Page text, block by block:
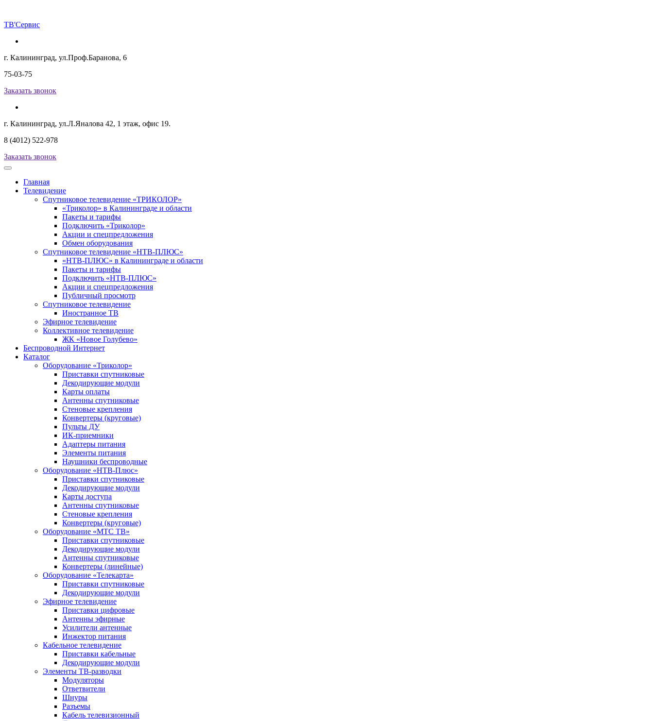
ТВ'Сервис
г. Калининград, ул.Проф.Баранова, 6
75-03-75
Заказать звонок
г. Калининград, ул.Л.Яналова 42, 1 этаж, офис 19.
8 (4012) 522-978
Заказать звонок
Главная
Телевидение
Спутниковое телевидение «ТРИКОЛОР»
«Триколор» в Калининграде и области
Пакеты и тарифы
Подключить «Триколор»
Акции и спецпредложения
Обмен оборудования
Спутниковое телевидение «НТВ-ПЛЮС»
«НТВ-ПЛЮС» в Калининграде и области
Пакеты и тарифы
Подключить «НТВ-ПЛЮС»
Акции и спецпредложения
Публичный просмотр
Спутниковое телевидение
Иностранное ТВ
Эфирное телевидение
Коллективное телевидение
ЖК «Новое Голубево»
Беспроводной Интернет
Каталог
Оборудование «Триколор»
Приставки спутниковые
Декодирующие модули
Карты оплаты
Антенны спутниковые
Стеновые крепления
Конвертеры (круговые)
Пульты ДУ
ИК-приемники
Адаптеры питания
Элементы питания
Наушники беспроводные
Оборудование «НТВ-Плюс»
Приставки спутниковые
Декодирующие модули
Карты доступа
Антенны спутниковые
Стеновые крепления
Конвертеры (круговые)
Оборудование «МТС ТВ»
Приставки спутниковые
Декодирующие модули
Антенны спутниковые
Конвертеры (линейные)
Оборудование «Телекарта»
Приставки спутниковые
Декодирующие модули
Эфирное телевидение
Приставки цифровые
Антенны эфирные
Усилители антенные
Инжектор питания
Кабельное телевидение
Приставки кабельные
Декодирующие модули
Элементы ТВ-разводки
Модуляторы
Ответвители
Шнуры
Разъемы
Кабель телевизионный